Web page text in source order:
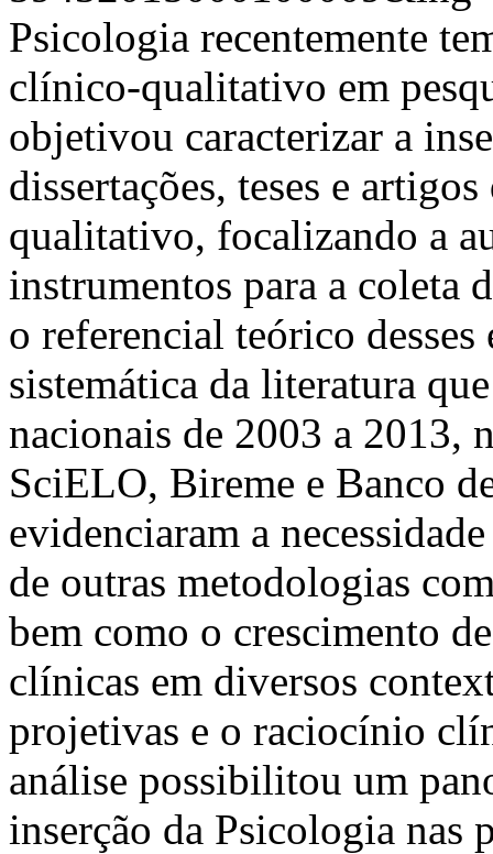
Psicologia recentemente
clínico-qualitativo em
objetivou caracterizar a
dissertações, teses e
qualitativo, focalizando a
instrumentos para a coleta
o referencial teórico desses
sistemática da literatura
nacionais de 2003 a 2013,
SciELO, Bireme e Banco
evidenciaram a
de outras metodologias
bem como o crescimento
clínicas em diversos
projetivas e o raciocínio
análise possibilitou um
inserção da Psicologia nas